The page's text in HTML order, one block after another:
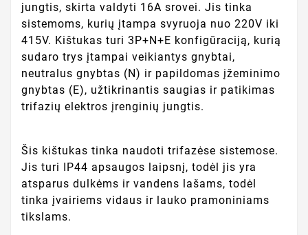
jungtis, skirta valdyti 16A srovei. Jis tinka
sistemoms, kurių įtampa svyruoja nuo 220V iki
415V. Kištukas turi 3P+N+E konfigūraciją, kurią
sudaro trys įtampai veikiantys gnybtai,
neutralus gnybtas (N) ir papildomas įžeminimo
gnybtas (E), užtikrinantis saugias ir patikimas
trifazių elektros įrenginių jungtis.
Šis kištukas tinka naudoti trifazėse sistemose.
Jis turi IP44 apsaugos laipsnį, todėl jis yra
atsparus dulkėms ir vandens lašams, todėl
tinka įvairiems vidaus ir lauko pramoniniams
tikslams.